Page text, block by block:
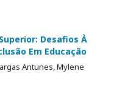
Desafios À
Em Educação
Antunes, Mylene